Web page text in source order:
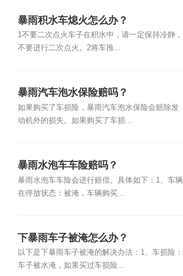
暴雨积水车熄火怎么办？
1不要二次点火车子在积水中，请一定保持冷静，
不要进行二次点火。2将车推...
暴雨汽车泡水保险赔吗？
如果购买了车损险，暴雨汽车泡水保险会赔除发
动机外的损失。如果购买了车损...
暴雨水泡车车险赔吗？
暴雨水泡车车险会进行赔偿。具体如下：1、车辆
在停放状态：被淹，车辆购买...
下暴雨车子被淹怎么办？
以下是下暴雨车子被淹的解决办法：1、车损险：
车子被水淹，如果买过车损险...